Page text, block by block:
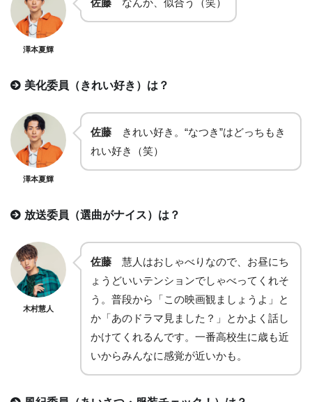
澤本夏輝
美化委員（きれい好き）は？
澤本夏輝
佐藤 きれい好き。“なつき”はどっちもき
れい好き（笑）
放送委員（選曲がナイス）は？
木村慧人
佐藤 慧人はおしゃべりなので、お昼にち
ょうどいいテンションでしゃべってくれそ
う。普段から「この映画観ましょうよ」と
か「あのドラマ見ました？」とかよく話し
かけてくれるんです。一番高校生に歳も近
いからみんなに感覚が近いかも。